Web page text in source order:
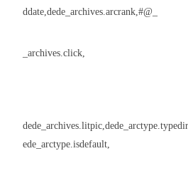
ddate,dede_archives.arcrank,#@_
_archives.click,
ede_arctype.isdefault,